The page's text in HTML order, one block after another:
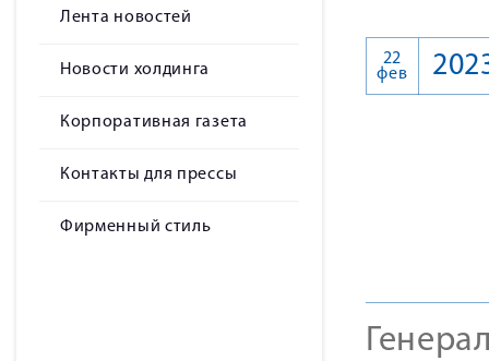
Лента новостей
Новости холдинга
Корпоративная газета
Контакты для прессы
Фирменный стиль
22
фев